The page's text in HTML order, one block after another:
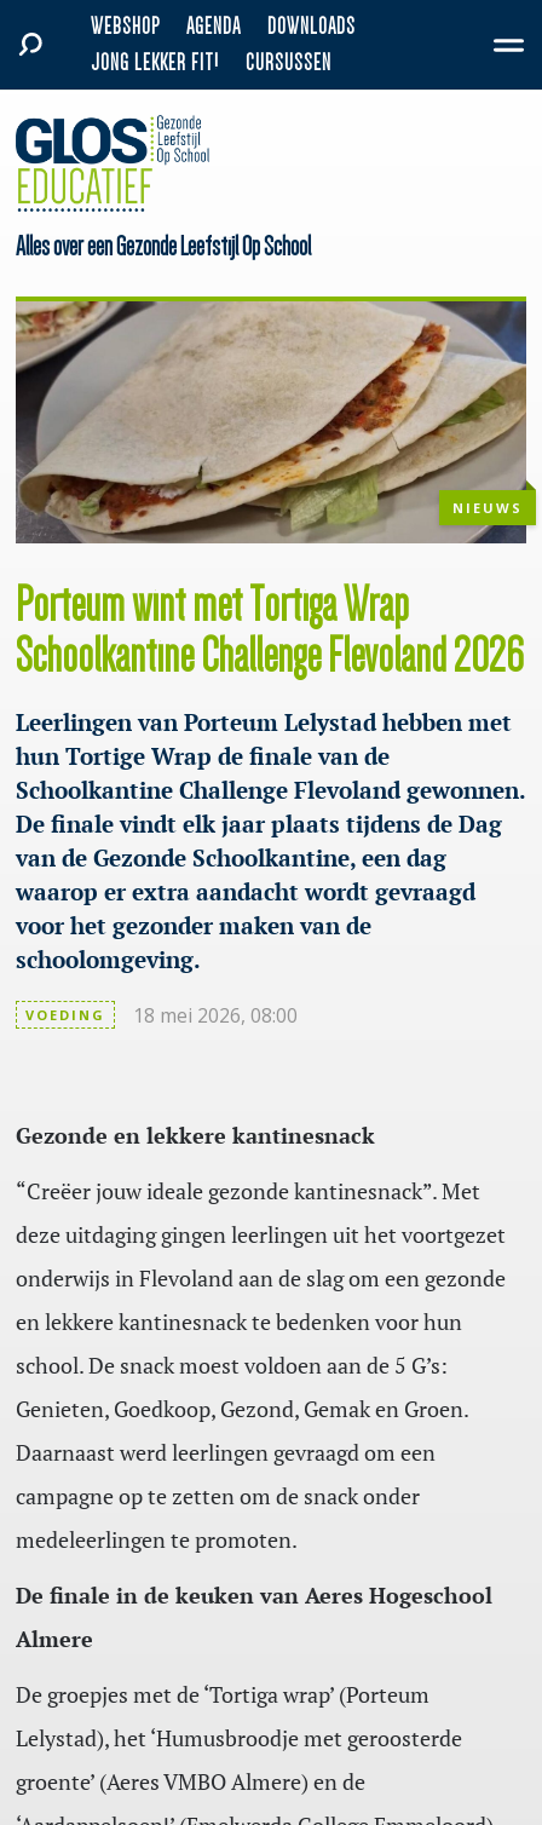
WEBSHOP AGENDA
DOWNLOADS
JONG LEKKER FIT!
CURSUSSEN
Alles over een Gezonde Leefstijl Op School
Porteum wint met Tortiga Wrap
Schoolkantine Challenge Flevoland 2026
VOEDING 18 mei 2026, 08:00
NIEUWS
Leerlingen van Porteum Lelystad hebben met
hun Tortige Wrap de finale van de
Schoolkantine Challenge Flevoland gewonnen.
De finale vindt elk jaar plaats tijdens de Dag
van de Gezonde Schoolkantine, een dag
waarop er extra aandacht wordt gevraagd
voor het gezonder maken van de
schoolomgeving.
Gezonde en lekkere kantinesnack
“Creëer jouw ideale gezonde kantinesnack”. Met
deze uitdaging gingen leerlingen uit het voortgezet
onderwijs in Flevoland aan de slag om een gezonde
en lekkere kantinesnack te bedenken voor hun
school. De snack moest voldoen aan de 5 G’s:
Genieten, Goedkoop, Gezond, Gemak en Groen.
Daarnaast werd leerlingen gevraagd om een
campagne op te zetten om de snack onder
medeleerlingen te promoten.
De finale in de keuken van Aeres Hogeschool
Almere
De groepjes met de ‘Tortiga wrap’ (Porteum
Lelystad), het ‘Humusbroodje met geroosterde
groente’ (Aeres VMBO Almere) en de